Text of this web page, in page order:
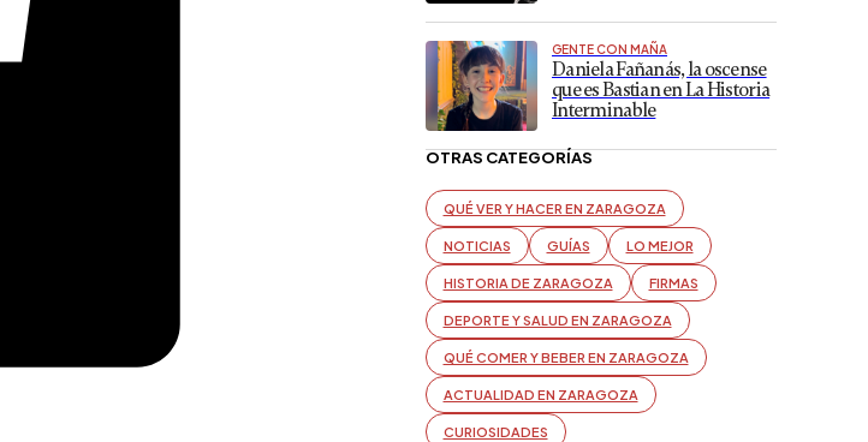
GENTE CON MAÑA
Daniela Fañanás, la oscense
que es Bastian en La Historia
Interminable
OTRAS CATEGORÍAS
QUÉ VER Y HACER EN ZARAGOZA
NOTICIAS GUÍAS LO MEJOR
HISTORIA DE ZARAGOZA FIRMAS
DEPORTE Y SALUD EN ZARAGOZA
QUÉ COMER Y BEBER EN ZARAGOZA
ACTUALIDAD EN ZARAGOZA
CURIOSIDADES